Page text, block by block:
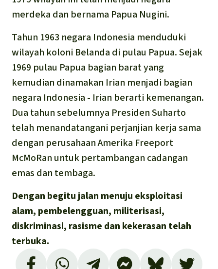
merdeka dan bernama Papua Nugini.
Tahun 1963 negara Indonesia menduduki
wilayah koloni Belanda di pulau Papua. Sejak
1969 pulau Papua bagian barat yang
kemudian dinamakan Irian menjadi bagian
negara Indonesia - Irian berarti kemenangan.
Dua tahun sebelumnya Presiden Suharto
telah menandatangani perjanjian kerja sama
dengan perusahaan Amerika Freeport
McMoRan untuk pertambangan cadangan
emas dan tembaga.
Dengan begitu jalan menuju eksploitasi
alam, pembelengguan, militerisasi,
diskriminasi, rasisme dan kekerasan telah
terbuka.